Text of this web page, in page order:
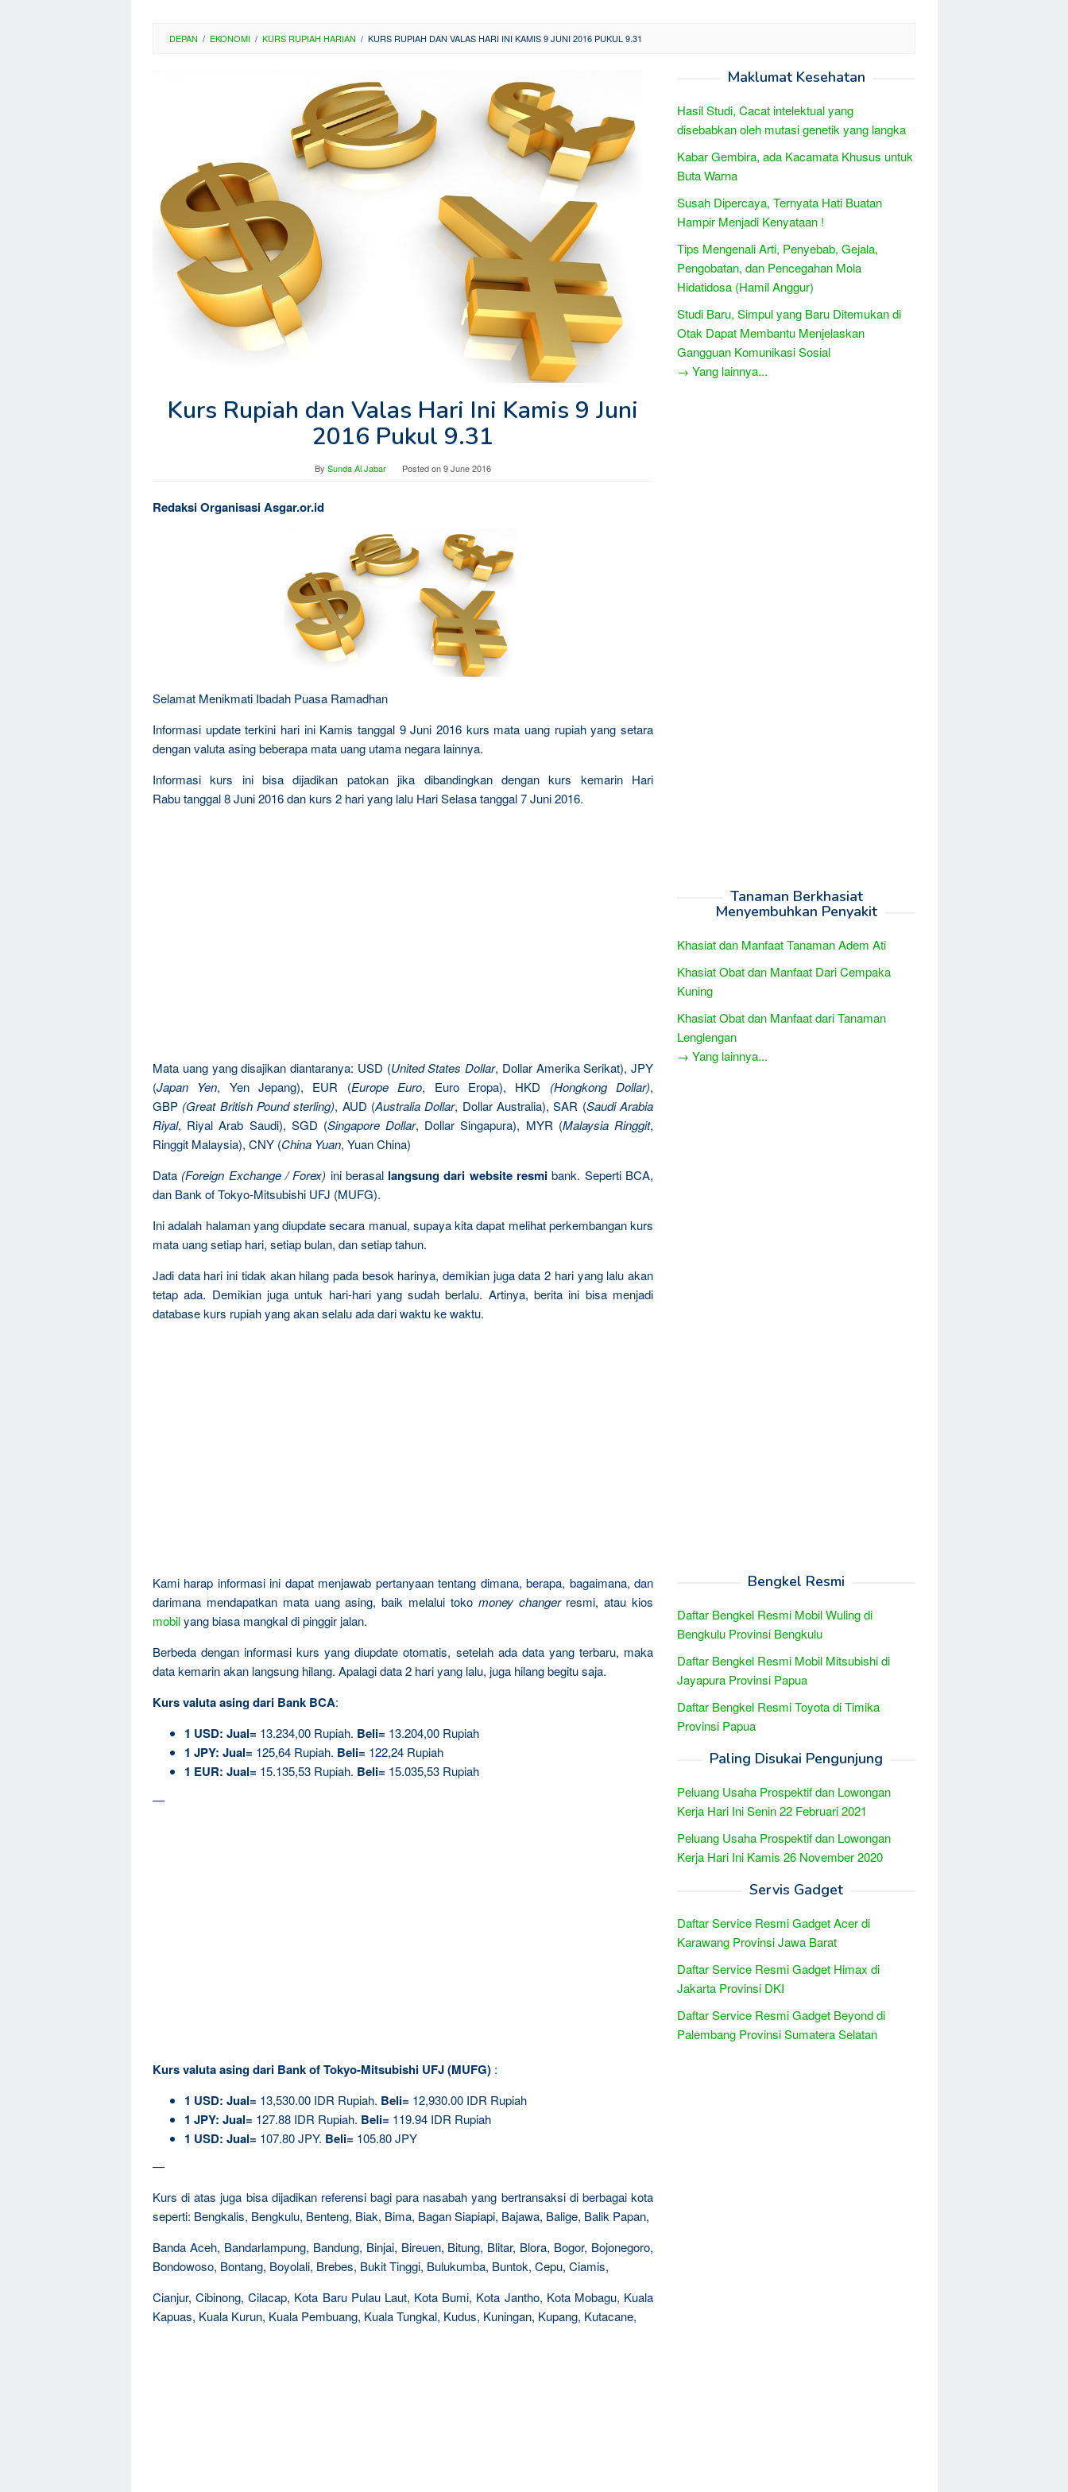
DEPAN / EKONOMI / KURS RUPIAH HARIAN / KURS RUPIAH DAN VALAS HARI INI KAMIS 9 JUNI 2016 PUKUL 9.31
Kurs Rupiah dan Valas Hari Ini Kamis 9 Juni
2016 Pukul 9.31
By Sunda Al Jabar Posted on9 June 2016
Redaksi Organisasi Asgar.or.id
Selamat Menikmati Ibadah Puasa Ramadhan
Informasi update terkini hari ini Kamis tanggal 9 Juni 2016 kurs mata uang rupiah yang setara
dengan valuta asing beberapa mata uang utama negara lainnya.
Informasi kurs ini bisa dijadikan patokan jika dibandingkan dengan kurs kemarin Hari
Rabu tanggal 8 Juni 2016 dan kurs 2 hari yang lalu Hari Selasa tanggal 7 Juni 2016.
Mata uang yang disajikan diantaranya: USD (United States Dollar, Dollar Amerika Serikat), JPY
(Japan Yen, Yen Jepang), EUR (Europe Euro, Euro Eropa), HKD (Hongkong Dollar),
GBP (Great British Pound sterling), AUD (Australia Dollar, Dollar Australia), SAR (Saudi Arabia
Riyal, Riyal Arab Saudi), SGD (Singapore Dollar, Dollar Singapura), MYR (Malaysia Ringgit,
Ringgit Malaysia), CNY (China Yuan, Yuan China)
Data (Foreign Exchange / Forex) ini berasal langsung dari website resmi bank. Seperti BCA,
dan Bank of Tokyo-Mitsubishi UFJ (MUFG).
Ini adalah halaman yang diupdate secara manual, supaya kita dapat melihat perkembangan kurs
mata uang setiap hari, setiap bulan, dan setiap tahun.
Jadi data hari ini tidak akan hilang pada besok harinya, demikian juga data 2 hari yang lalu akan
tetap ada. Demikian juga untuk hari-hari yang sudah berlalu. Artinya, berita ini bisa menjadi
database kurs rupiah yang akan selalu ada dari waktu ke waktu.
Kami harap informasi ini dapat menjawab pertanyaan tentang dimana, berapa, bagaimana, dan
darimana mendapatkan mata uang asing, baik melalui toko money changerresmi, atau kios
mobilyang biasa mangkal di pinggir jalan.
Berbeda dengan informasi kurs yang diupdate otomatis, setelah ada data yang terbaru, maka
data kemarin akan langsung hilang. Apalagi data 2 hari yang lalu, juga hilang begitu saja.
Kurs valuta asing dari Bank BCA:
1 USD: Jual= 13.234,00 Rupiah. Beli= 13.204,00 Rupiah
1 JPY: Jual= 125,64 Rupiah. Beli= 122,24 Rupiah
1 EUR: Jual= 15.135,53 Rupiah. Beli= 15.035,53 Rupiah
—
Kurs valuta asing dari Bank of Tokyo-Mitsubishi UFJ (MUFG) :
1 USD: Jual= 13,530.00 IDR Rupiah. Beli= 12,930.00 IDR Rupiah
1 JPY: Jual= 127.88 IDR Rupiah. Beli= 119.94 IDR Rupiah
1 USD: Jual= 107.80 JPY. Beli= 105.80 JPY
—
Kurs di atas juga bisa dijadikan referensi bagi para nasabah yang bertransaksi di berbagai kota
seperti: Bengkalis, Bengkulu, Benteng, Biak, Bima, Bagan Siapiapi, Bajawa, Balige, Balik Papan,
Banda Aceh, Bandarlampung, Bandung, Binjai, Bireuen, Bitung, Blitar, Blora, Bogor, Bojonegoro,
Bondowoso, Bontang, Boyolali, Brebes, Bukit Tinggi, Bulukumba, Buntok, Cepu, Ciamis,
Cianjur, Cibinong, Cilacap, Kota Baru Pulau Laut, Kota Bumi, Kota Jantho, Kota Mobagu, Kuala
Kapuas, Kuala Kurun, Kuala Pembuang, Kuala Tungkal, Kudus, Kuningan, Kupang, Kutacane,
Maklumat Kesehatan
Hasil Studi, Cacat intelektual yang
disebabkan oleh mutasi genetik yang langka
Kabar Gembira, ada Kacamata Khusus untuk
Buta Warna
Susah Dipercaya, Ternyata Hati Buatan
Hampir Menjadi Kenyataan !
Tips Mengenali Arti, Penyebab, Gejala,
Pengobatan, dan Pencegahan Mola
Hidatidosa (Hamil Anggur)
Studi Baru, Simpul yang Baru Ditemukan di
Otak Dapat Membantu Menjelaskan
Gangguan Komunikasi Sosial
→ Yang lainnya...
Tanaman Berkhasiat
Menyembuhkan Penyakit
Khasiat dan Manfaat Tanaman Adem Ati
Khasiat Obat dan Manfaat Dari Cempaka
Kuning
Khasiat Obat dan Manfaat dari Tanaman
Lenglengan
→ Yang lainnya...
Bengkel Resmi
Daftar Bengkel Resmi Mobil Wuling di
Bengkulu Provinsi Bengkulu
Daftar Bengkel Resmi Mobil Mitsubishi di
Jayapura Provinsi Papua
Daftar Bengkel Resmi Toyota di Timika
Provinsi Papua
Paling Disukai Pengunjung
Peluang Usaha Prospektif dan Lowongan
Kerja Hari Ini Senin 22 Februari 2021
Peluang Usaha Prospektif dan Lowongan
Kerja Hari Ini Kamis 26 November 2020
Servis Gadget
Daftar Service Resmi Gadget Acer di
Karawang Provinsi Jawa Barat
Daftar Service Resmi Gadget Himax di
Jakarta Provinsi DKI
Daftar Service Resmi Gadget Beyond di
Palembang Provinsi Sumatera Selatan